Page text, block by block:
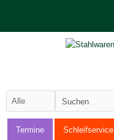
Termine Schleifservice